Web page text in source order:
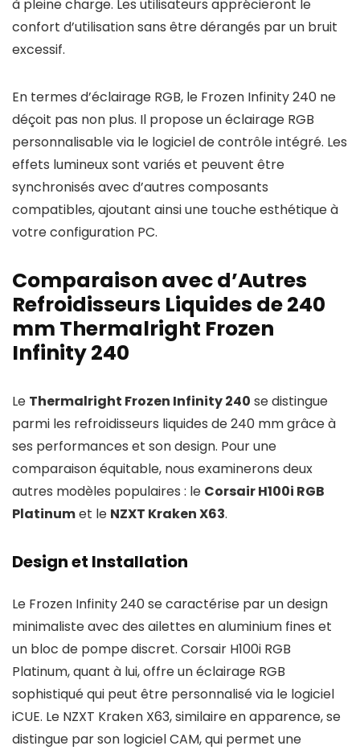
à pleine charge. Les utilisateurs apprécieront le
confort d’utilisation sans être dérangés par un bruit
excessif.
En termes d’éclairage RGB, le Frozen Infinity 240 ne
déçoit pas non plus. Il propose un éclairage RGB
personnalisable via le logiciel de contrôle intégré. Les
effets lumineux sont variés et peuvent être
synchronisés avec d’autres composants
compatibles, ajoutant ainsi une touche esthétique à
votre configuration PC.
Comparaison avec d’Autres
Refroidisseurs Liquides de 240
mm Thermalright Frozen
Infinity 240
Le Thermalright Frozen Infinity 240 se distingue
parmi les refroidisseurs liquides de 240 mm grâce à
ses performances et son design. Pour une
comparaison équitable, nous examinerons deux
autres modèles populaires : le Corsair H100i RGB
Platinumet le NZXT Kraken X63.
Design et Installation
Le Frozen Infinity 240 se caractérise par un design
minimaliste avec des ailettes en aluminium fines et
un bloc de pompe discret. Corsair H100i RGB
Platinum, quant à lui, offre un éclairage RGB
sophistiqué qui peut être personnalisé via le logiciel
iCUE. Le NZXT Kraken X63, similaire en apparence, se
distingue par son logiciel CAM, qui permet une